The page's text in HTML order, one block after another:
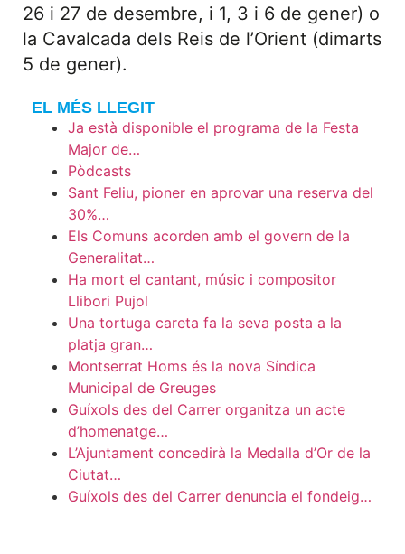
26 i 27 de desembre, i 1, 3 i 6 de gener) o
la Cavalcada dels Reis de l’Orient (dimarts
5 de gener).
EL MÉS LLEGIT
Ja està disponible el programa de la Festa
Major de…
Pòdcasts
Sant Feliu, pioner en aprovar una reserva del
30%…
Els Comuns acorden amb el govern de la
Generalitat…
Ha mort el cantant, músic i compositor
Llibori Pujol
Una tortuga careta fa la seva posta a la
platja gran…
Montserrat Homs és la nova Síndica
Municipal de Greuges
Guíxols des del Carrer organitza un acte
d’homenatge…
L’Ajuntament concedirà la Medalla d’Or de la
Ciutat…
Guíxols des del Carrer denuncia el fondeig…